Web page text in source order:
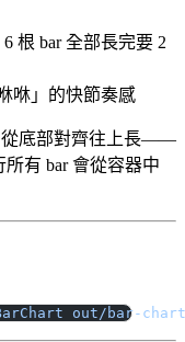
根 bar 全部長完要 2
咻」的快節奏感
從底部對齊往上長——
有 bar 會從容器中
out/bar-